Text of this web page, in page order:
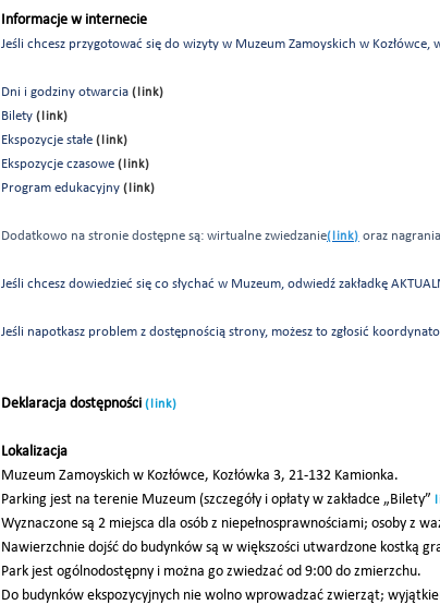
Informacje w internecie
Jeśli chcesz przygotować się do wizyty w Muzeum Zamoyskich w Kozłówce,
Dni i godziny otwarcia (link)
Bilety (link)
Ekspozycje stałe (link)
Ekspozycje czasowe (link)
Program edukacyjny (link)
Dodatkowo na stronie dostępne są: wirtualne zwiedzanie(link) oraz
Jeśli chcesz dowiedzieć się co słychać w Muzeum, odwiedź zakładkę
Jeśli napotkasz problem z dostępnością strony, możesz to zgłosić
Deklaracja dostępności (link)
Lokalizacja
Muzeum Zamoyskich w Kozłówce, Kozłówka 3, 21-132 Kamionka.
Parking jest na terenie Muzeum (szczegóły i opłaty w zakładce „Bilety”
Wyznaczone są 2 miejsca dla osób z niepełnosprawnościami; osoby z
Nawierzchnie dojść do budynków są w większości utwardzone kostką
Park jest ogólnodostępny i można go zwiedzać od 9:00 do zmierzchu.
Do budynków ekspozycyjnych nie wolno wprowadzać zwierząt;